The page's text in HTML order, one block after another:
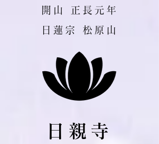
​開山 正長元年
日蓮宗 松原山
日親寺